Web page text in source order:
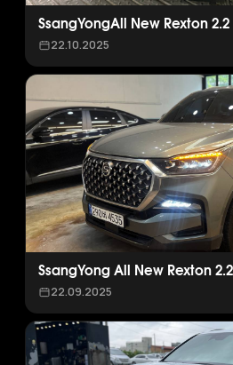
SsangYongAll New Rexton 2.2
22.10.2025
SsangYong All New Rexton
22.09.2025